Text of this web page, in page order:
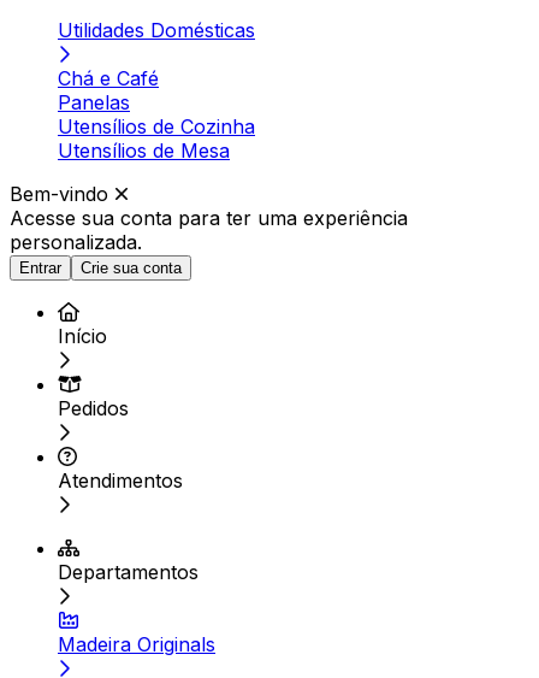
Utilidades Domésticas
Chá e Café
Panelas
Utensílios de Cozinha
Utensílios de Mesa
Bem-vindo
Acesse sua conta para ter uma experiência
personalizada.
Entrar Crie sua conta
Início
Pedidos
Atendimentos
Departamentos
Madeira Originals